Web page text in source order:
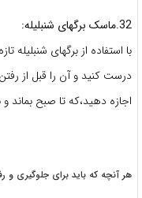
32.ماسک برگهای شنبلیله:
با استفاده از برگهای
درست کنید و آن را قبل از
اجازه دهید،که تا صبح بماند
هر آنچه که باید برای جلوگیری